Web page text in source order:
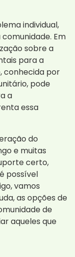
individual,
Em
sobre a
para a
conhecida por
pode
a
essa
do
e muitas
certo,
possível
vamos
as opções de
de
aqueles que